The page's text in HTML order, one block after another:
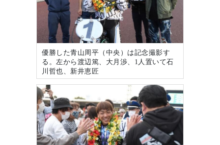
優勝した青山周平（中央）は記念撮影す
る。左から渡辺篤、大月渉、1人置いて石
川哲也、新井恵匠